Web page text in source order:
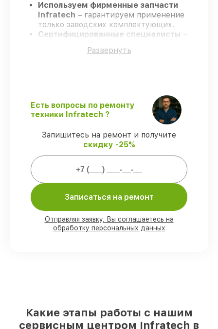
Используем фирменные запчасти
Infratech – гарантируем применение
только заводских комплектующих.
Сертифицированные специалисты –
навыков, что обеспечивает надёжную
Официальная гарантия
– все работы и
запчасти защищены гарантийной
Мы гарантируем:
присутствии
деталей Infratech есть в наличии в
мастерской или на складе в Нижнем
Новгороде, остальные доступны для
срочного заказа
Развернуть
Есть вопросы по ремонту
техники Infratech ?
Запишитесь на ремонт и получите
скидку -25%
Записаться на ремонт
Отправляя заявку, Вы соглашаетесь на
обработку персональных данных
Какие этапы работы с нашим
сервисным центром Infratech в